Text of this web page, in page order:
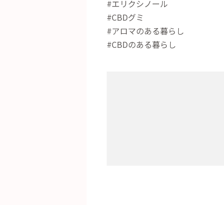
#エリクシノール
#CBDグミ
#アロマのある暮らし
#CBDのある暮らし